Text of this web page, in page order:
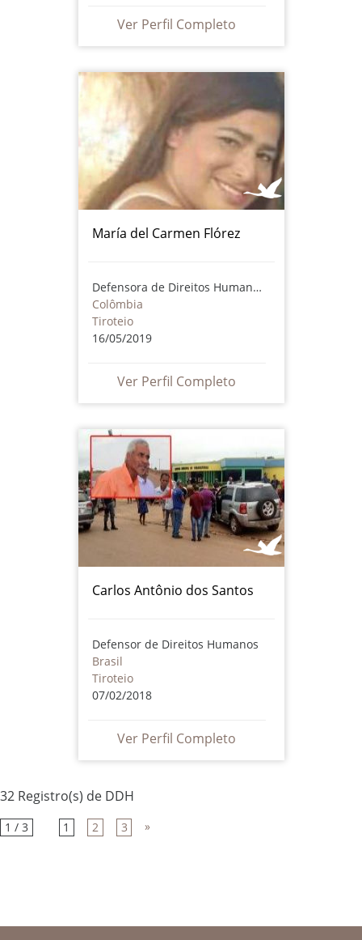
Ver Perfil Completo
María del Carmen Flórez
Defensora de Direitos Humanos
Colômbia
Tiroteio
16/05/2019
Ver Perfil Completo
Carlos Antônio dos Santos
Defensor de Direitos Humanos
Brasil
Tiroteio
07/02/2018
Ver Perfil Completo
32 Registro(s) de DDH
1 / 3 1 2 3 »